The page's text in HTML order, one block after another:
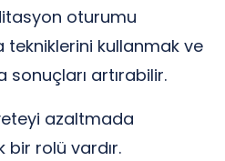
oturumu
tekniklerini kullanmak ve
artırabilir.
azaltmada
rolü vardır.